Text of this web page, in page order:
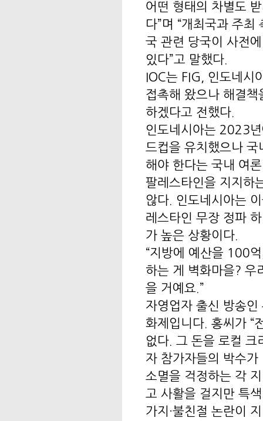
어떤 형태의 차별도
다”며 “개최국과 주
국 관련 당국이 사전
있다”고 말했다.
IOC는 FIG, 인도네시
접촉해 왔으나 해결
하겠다고 전했다.
인도네시아는 2023
드컵을 유치했으나
해야 한다는 국내 여
팔레스타인을 지지하
않다. 인도네시아는
레스타인 무장 정파
가 높은 상황이다.
“지방에 예산을 100
하는 게 벽화마을?
을 거예요.”
자영업자 출신 방송
화제입니다. 홍씨가 “
없다. 그 돈을 로컬
자 참가자들의 박수
소멸을 걱정하는 각
고 사활을 걸지만 특
가지·불친절 논란이